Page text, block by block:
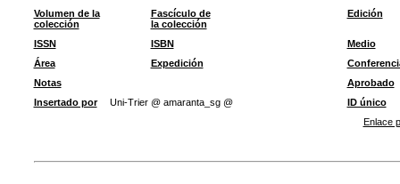
Volumen de la
colección
Fascículo de
la colección
Edición
ISSN ISBN
Medio
Área
Expedición
Notas
Aprobado
Insertado por
Uni-Trier @ amaranta_sg @
ID único
Enlace